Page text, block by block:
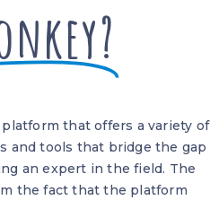
that offers a variety of
and tools that bridge the gap
an expert in the field. The
the fact that the platform